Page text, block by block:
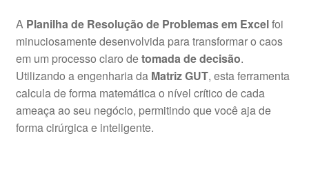
A Planilha de Resolução de Problemas em Excelfoi
minuciosamente desenvolvida para transformar o caos
em um processo claro detomada de decisão.
Utilizando a engenharia da Matriz GUT, esta ferramenta
calcula de forma matemática o nível crítico de cada
ameaça ao seu negócio, permitindo que você aja de
forma cirúrgica e inteligente.